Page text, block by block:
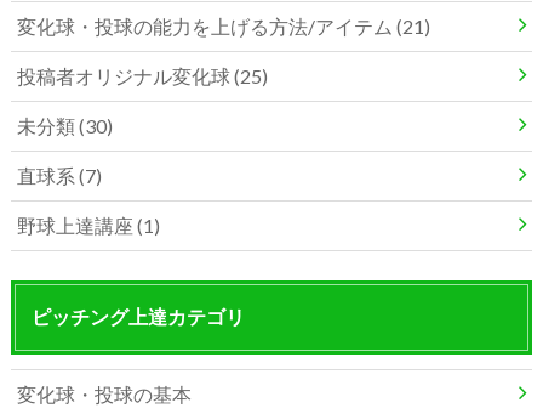
変化球・投球の能力を上げる方法/アイテム (21)
投稿者オリジナル変化球 (25)
未分類 (30)
直球系 (7)
野球上達講座 (1)
ピッチング上達カテゴリ
変化球・投球の基本